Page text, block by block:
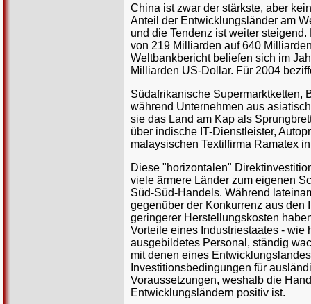
China ist zwar der stärkste, aber
Anteil der Entwicklungsländer am
und die Tendenz ist weiter
von 219 Milliarden auf 640
Weltbankbericht beliefen sich im
Milliarden US-Dollar. Für 2004
Südafrikanische Supermarktketten,
während Unternehmen aus
sie das Land am Kap als
über indische IT-Dienstleister,
malaysischen Textilfirma Ramatex
Diese "horizontalen"
viele ärmere Länder zum eigenen
Süd-Süd-Handels. Während
gegenüber der Konkurrenz aus den
geringerer Herstellungskosten
Vorteile eines Industriestaates - wie
ausgebildetes Personal, ständig
mit denen eines
Investitionsbedingungen für
Voraussetzungen, weshalb die
Entwicklungsländern positiv ist.